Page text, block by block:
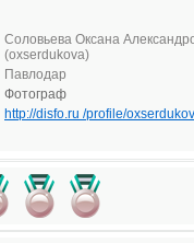
Соловьева Оксана
(oxserdukova)
Павлодар
Фотограф
http://disfo.ru /profile/